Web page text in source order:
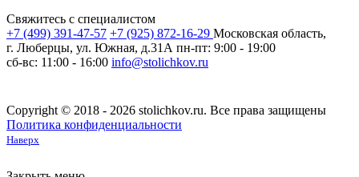
Свяжитесь с специалистом
+7 (499) 391-47-57 +7 (925) 872-16-29 Московская область,
г. Люберцы, ул. Южная, д.31А пн-пт: 9:00 - 19:00
сб-вс: 11:00 - 16:00 info@stolichkov.ru
Copyright © 2018 - 2026 stolichkov.ru. Все права защищены
Политика конфиденциальности
Наверх